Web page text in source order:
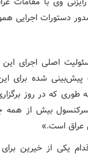
دستورات اجرایی
اصلی اجرای
شده برای این
سرکنسول بیش از
عراق است.»